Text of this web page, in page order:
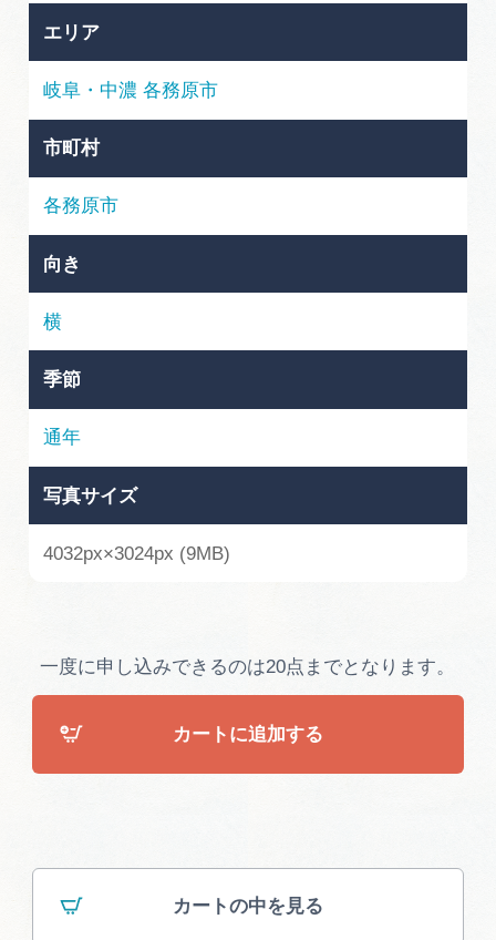
体験予約サイト「ＶＩＳＩＴ岐阜県」
岐阜県アウトドア観光キャンペーン
岐阜県まるごと観光エリアガイド
岐阜県観光データベース
動画ライブラリー
お問い合わせ
広告掲載
サイトポリシー
エリア
岐阜・中濃 各務原市
市町村
各務原市
向き
横
季節
通年
写真サイズ
4032px×3024px (9MB)
一度に申し込みできるのは20点までとなります。
カートに追加する
カートの中を見る